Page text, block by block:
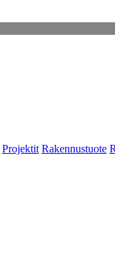
Projektit Rakennustuote